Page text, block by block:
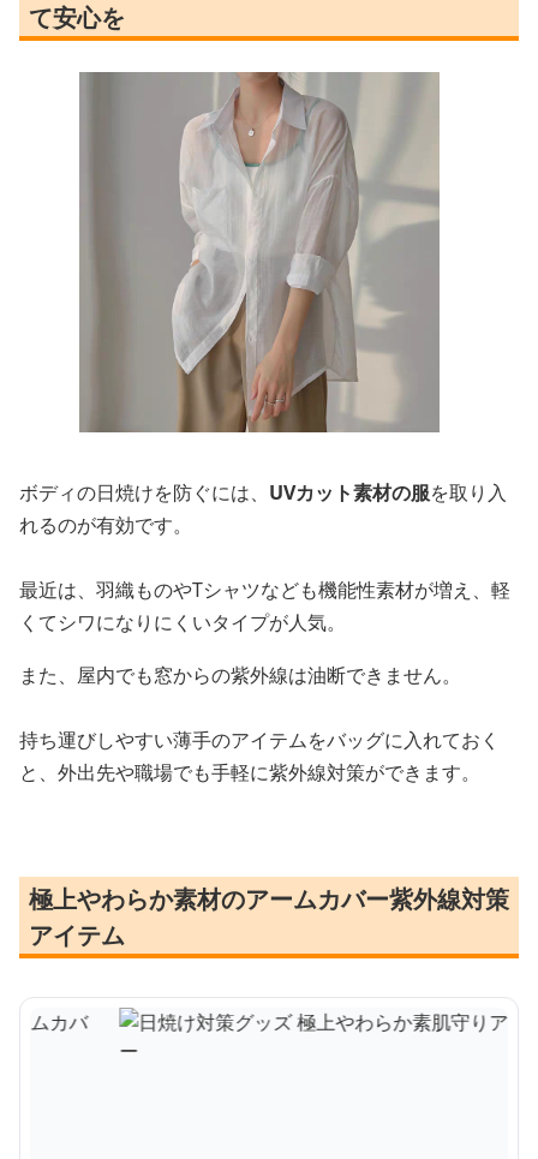
て安心を
ボディの日焼けを防ぐには、 UVカット素材の服を取り入
れるのが有効です。
最近は、羽織ものやTシャツなども機能性素材が増え、軽
くてシワになりにくいタイプが人気。
また、屋内でも窓からの紫外線は油断できません。
持ち運びしやすい薄手のアイテムをバッグに入れておく
と、外出先や職場でも手軽に紫外線対策ができます。
極上やわらか素材のアームカバー紫外線対策
アイテム